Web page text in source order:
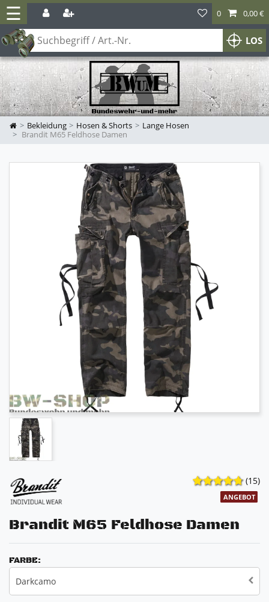
☰
LOS
0 0,00 €
Bekleidung Hosen & Shorts
Lange Hosen
Brandit M65 Feldhose Damen
(15)
ANGEBOT
Brandit M65 Feldhose Damen
FARBE:
Darkcamo